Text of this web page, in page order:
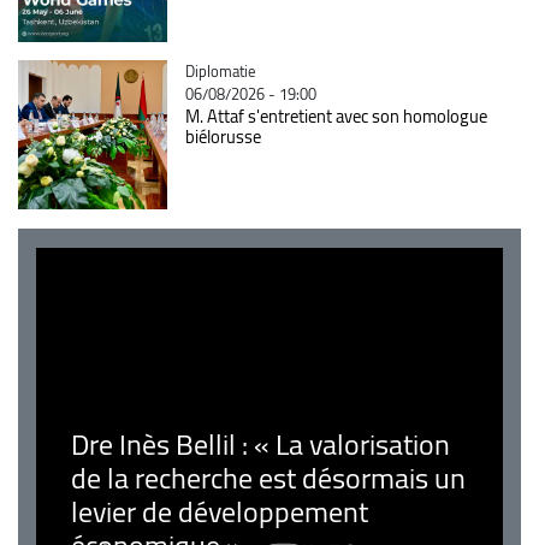
Catégorie
Diplomatie
06/08/2026 - 19:00
M. Attaf s'entretient avec son homologue
biélorusse
Dre Inès Bellil : « La valorisation
de la recherche est désormais un
levier de développement